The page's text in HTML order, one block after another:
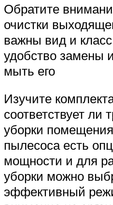
Обратите
очистки
важны вид и
удобство замены
мыть его
Изучите
соответствует ли
уборки
пылесоса есть
мощности и для
уборки можно
эффективный